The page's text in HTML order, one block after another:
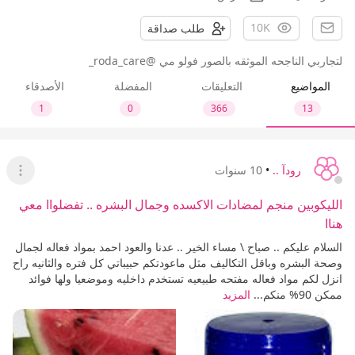
10K طلب صداقة
لتجاربي الناجحه الموثقه بالصور فولو مي @roda_care_
المواضيع
13
التعليقات
366
المفضلة
0
الأصدقاء
1
رودآ .. • 10 سنوات
عرض
الليكوبين منجم لمضادات الاكسده وجمال البشره .. تفضلواا معي
هناا
السلام عليكم .. صباح \ مساء الخير .. عدنا والعود احمد بمواد فعاله لجمال
وصحة البشره وباقل التكاليف مثل ماعودتكم حبيباتي كل فتره والثانيه راح
انزل لكم مواد فعاله مفتحه طبيعيه تستخدم داخليه وموضعيا ولها فوائد
ممكن 90% منكم...
المزيد